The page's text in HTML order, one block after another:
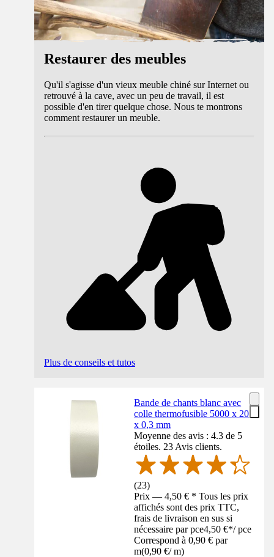
Restaurer des meubles
Qu'il s'agisse d'un vieux meuble chiné sur Internet ou
retrouvé à la cave, avec un peu de travail, il est
possible d'en tirer quelque chose. Nous te montrons
comment restaurer un meuble.
Plus de conseils et tutos
Bande de chants blanc avec
colle thermofusible 5000 x 20
x 0,3 mm
Moyenne des avis : 4.3 de 5
étoiles. 23 Avis clients.
(23)
Prix — 4,50 € * Tous les prix
affichés sont des prix TTC,
frais de livraison en sus si
nécessaire par pce4,50 €*/ pce
Correspond à 0,90 € par
m(0,90 €/ m)